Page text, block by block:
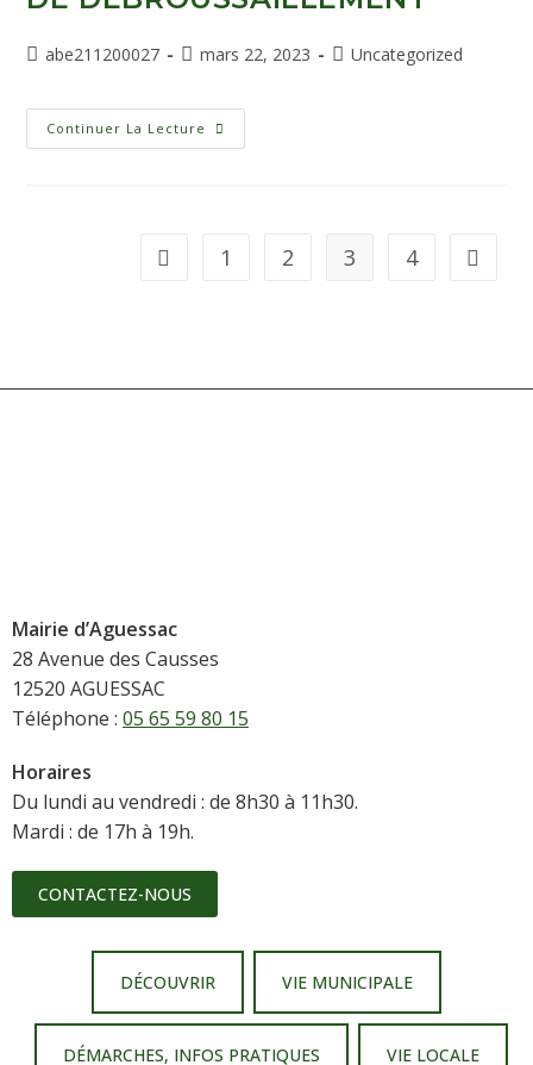
abe211200027 mars 22, 2023 Uncategorized
Continuer La Lecture
1 2 3 4
Mairie d’Aguessac
28 Avenue des Causses
12520 AGUESSAC
Téléphone : 05 65 59 80 15
Horaires
Du lundi au vendredi : de 8h30 à 11h30.
Mardi : de 17h à 19h.
CONTACTEZ-NOUS
DÉCOUVRIR VIE MUNICIPALE
DÉMARCHES, INFOS PRATIQUES VIE LOCALE